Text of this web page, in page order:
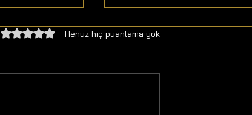
5 üzerinden 0 yıldızHenüz hiç puanlama yok